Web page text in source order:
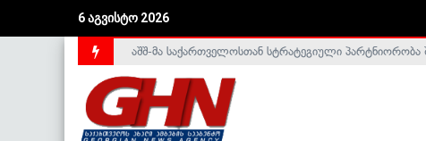
6 აგვისტო 2026
საქართველოს დე-ფაქტო მთავრობა არალეგიტიმურია -
აშშ-მა საქართველოსთან სტრატეგიული პარტნიორობა